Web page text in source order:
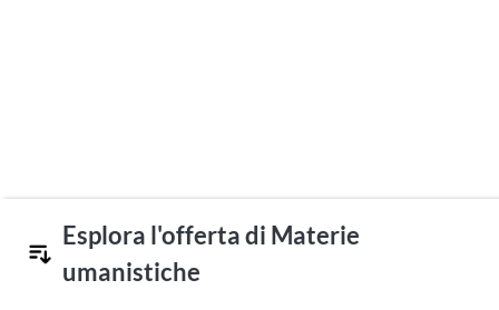
Esplora l'offerta di Materie
umanistiche